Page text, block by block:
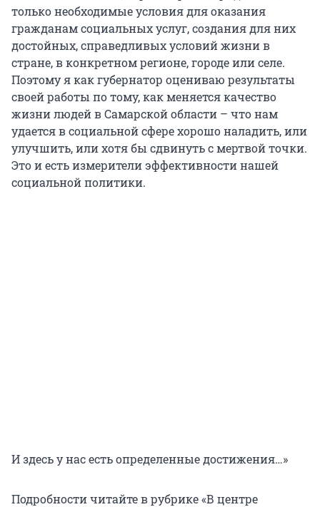
только необходимые условия для оказания
гражданам социальных услуг, создания для них
достойных, справедливых условий жизни в
стране, в конкретном регионе, городе или селе.
Поэтому я как губернатор оцениваю результаты
своей работы по тому, как меняется качество
жизни людей в Самарской области – что нам
удается в социальной сфере хорошо наладить, или
улучшить, или хотя бы сдвинуть с мертвой точки.
Это и есть измерители эффективности нашей
социальной политики.
И здесь у нас есть определенные достижения…»
Подробности читайте в рубрике «В центре